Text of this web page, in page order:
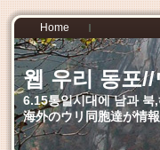
Home
웹 우리 동포
6.15통일시대에 남과
海外のウリ同胞達が情